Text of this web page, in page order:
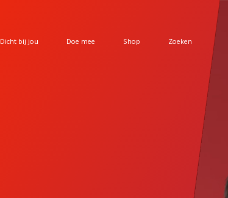
Dicht bij jou Doe mee Shop Zoeken